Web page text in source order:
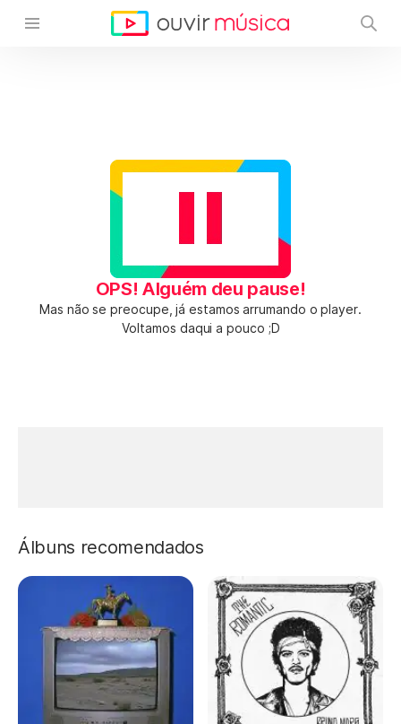
OPS! Alguém deu pause!
Mas não se preocupe, já estamos arrumando o player.
Voltamos daqui a pouco ;D
Álbuns recomendados